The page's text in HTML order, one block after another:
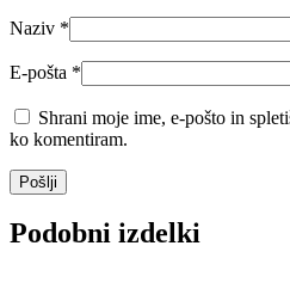
Naziv *
E-pošta *
Shrani moje ime, e-pošto in
ko komentiram.
Podobni izdelki